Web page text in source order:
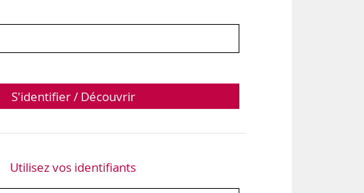
S'identifier / Découvrir
Utilisez vos identifiants